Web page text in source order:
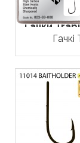
Гачки